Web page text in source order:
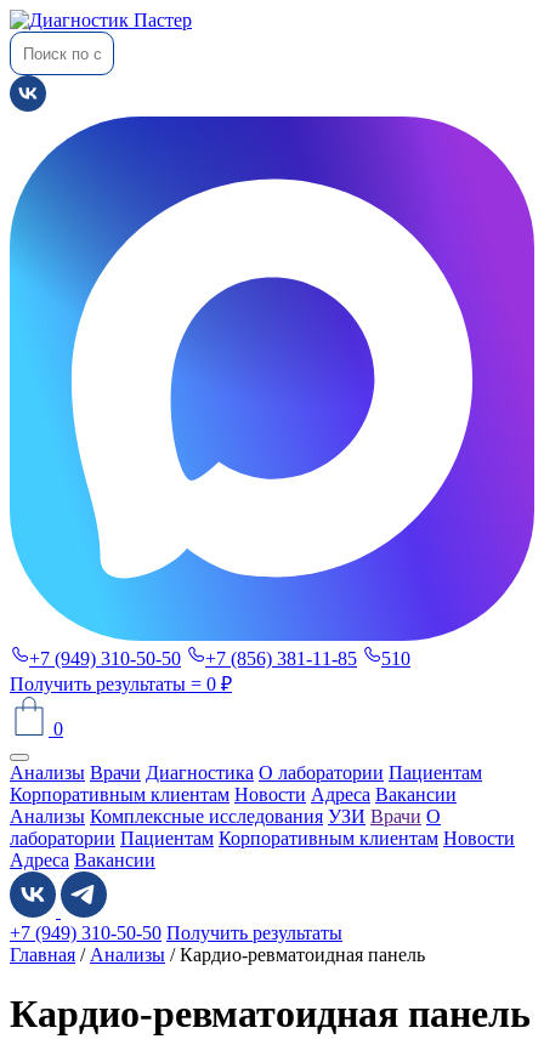
+7 (949) 310-50-50 +7 (856) 381-11-85
510
Получить результаты = 0 ₽
0
Анализы Врачи Диагностика О лаборатории Пациентам
Корпоративным клиентам Новости Адреса Вакансии
Анализы Комплексные исследования УЗИ Врачи О
лаборатории Пациентам Корпоративным клиентам Новости
Адреса Вакансии
+7 (949) 310-50-50 Получить результаты
Главная / Анализы / Кардио-ревматоидная панель
Кардио-ревматоидная панель